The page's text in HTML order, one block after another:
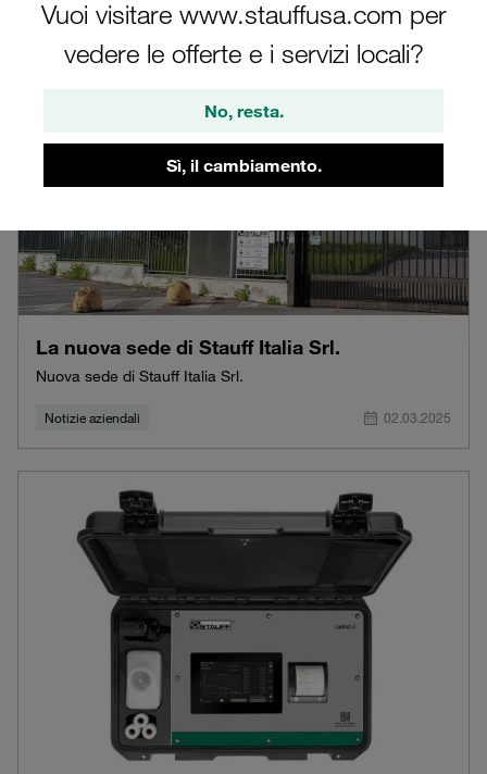
Vuoi visitare www.stauffusa.com per
vedere le offerte e i servizi locali?
No, resta.
Sì, il cambiamento.
La nuova sede di Stauff Italia Srl.
Nuova sede di Stauff Italia Srl.
Notizie aziendali 02.03.2025